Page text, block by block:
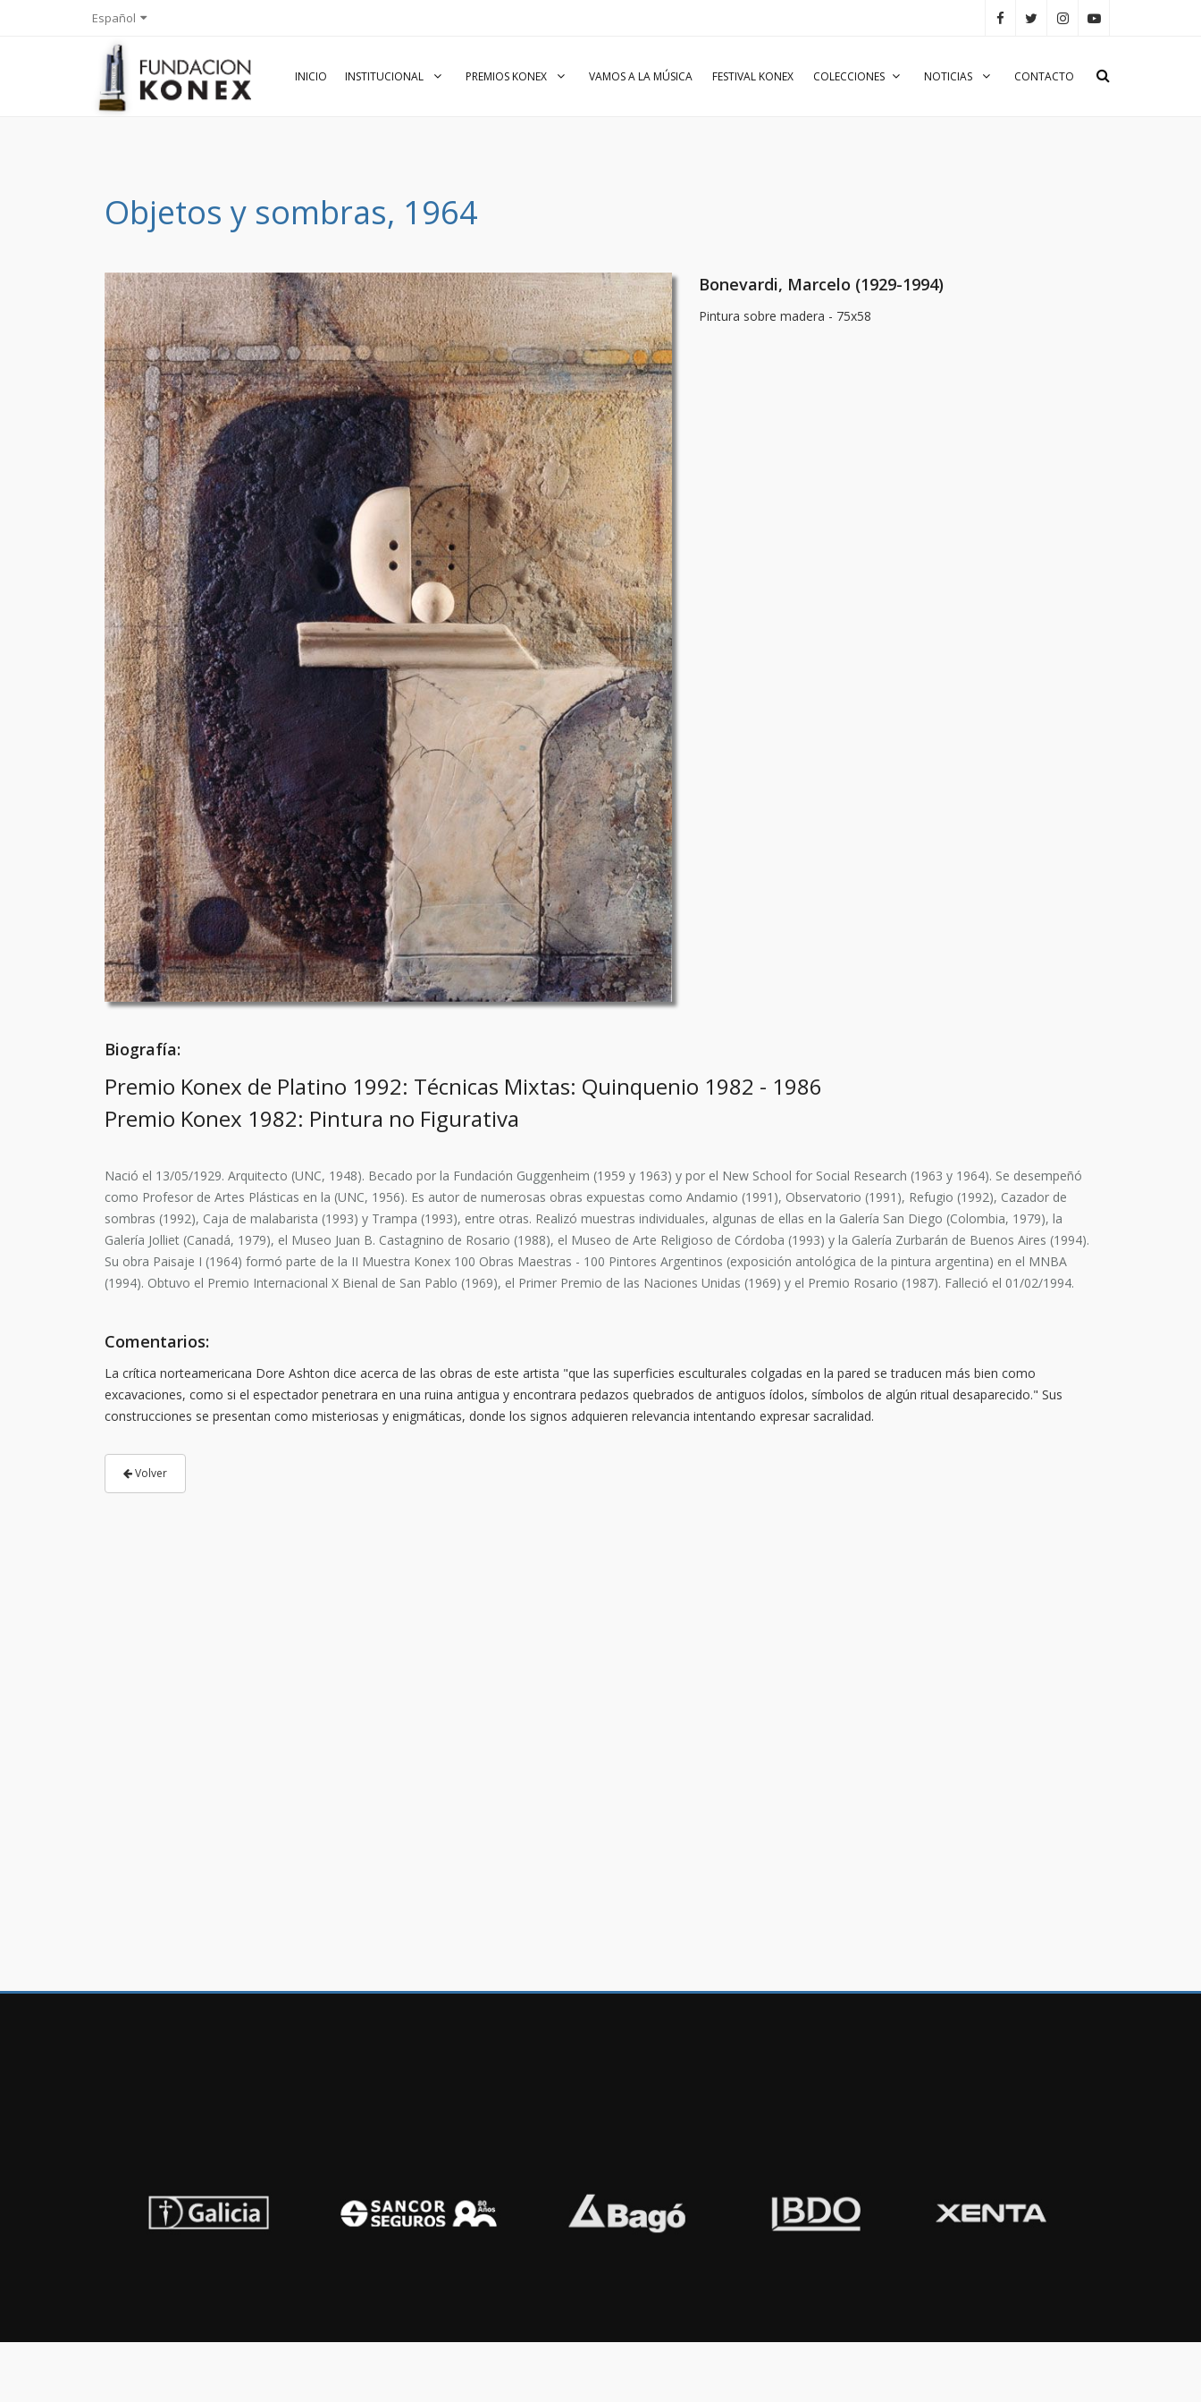
Español
INICIO INSTITUCIONAL PREMIOS KONEX VAMOS A LA MÚSICA FESTIVAL KONEX COLECCIONES NOTICIAS CONTACTO
Objetos y sombras, 1964
Bonevardi, Marcelo (1929-1994)
Pintura sobre madera - 75x58
Biografía:
Premio Konex de Platino 1992: Técnicas Mixtas: Quinquenio 1982 - 1986
Premio Konex 1982: Pintura no Figurativa
Nació el 13/05/1929. Arquitecto (UNC, 1948). Becado por la Fundación Guggenheim (1959 y 1963) y por el New School for Social Research (1963 y 1964). Se desempeñó
como Profesor de Artes Plásticas en la (UNC, 1956). Es autor de numerosas obras expuestas como Andamio (1991), Observatorio (1991), Refugio (1992), Cazador de
sombras (1992), Caja de malabarista (1993) y Trampa (1993), entre otras. Realizó muestras individuales, algunas de ellas en la Galería San Diego (Colombia, 1979), la
Galería Jolliet (Canadá, 1979), el Museo Juan B. Castagnino de Rosario (1988), el Museo de Arte Religioso de Córdoba (1993) y la Galería Zurbarán de Buenos Aires (1994).
Su obra Paisaje I (1964) formó parte de la II Muestra Konex 100 Obras Maestras - 100 Pintores Argentinos (exposición antológica de la pintura argentina) en el MNBA
(1994). Obtuvo el Premio Internacional X Bienal de San Pablo (1969), el Primer Premio de las Naciones Unidas (1969) y el Premio Rosario (1987). Falleció el 01/02/1994.
Comentarios:
La crítica norteamericana Dore Ashton dice acerca de las obras de este artista "que las superficies esculturales colgadas en la pared se traducen más bien como
excavaciones, como si el espectador penetrara en una ruina antigua y encontrara pedazos quebrados de antiguos ídolos, símbolos de algún ritual desaparecido." Sus
construcciones se presentan como misteriosas y enigmáticas, donde los signos adquieren relevancia intentando expresar sacralidad.
Volver